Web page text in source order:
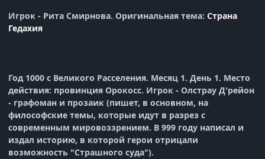
Игрок - Рита Смирнова. Оригинальная тема: Страна
Гедахия
Год 1000 с Великого Расселения. Месяц 1. День 1. Место
действия: провинция Орокосс. Игрок - Олстрау Д'рейон
- графоман и прозаик (пишет, в основном, на
философские темы, которые идут в разрез с
современным мировоззрением. В 999 году написал и
издал историю, в которой герои отрицали
возможность "Страшного суда").